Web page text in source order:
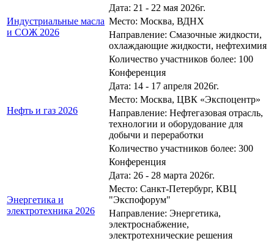
Индустриальные масла
и СОЖ 2026
Дата: 21 - 22 мая 2026г.
Место: Москва, ВДНХ
Направление: Смазочные жидкости,
охлаждающие жидкости, нефтехимия
Количество участников более: 100
Нефть и газ 2026
Конференция
Дата: 14 - 17 апреля 2026г.
Место: Москва, ЦВК «Экспоцентр»
Направление: Нефтегазовая отрасль,
технологии и оборудование для
добычи и переработки
Количество участников более: 300
Энергетика и
электротехника 2026
Конференция
Дата: 26 - 28 марта 2026г.
Место: Санкт-Петербург, КВЦ
"Экспофорум"
Направление: Энергетика,
электроснабжение,
электротехнические решения